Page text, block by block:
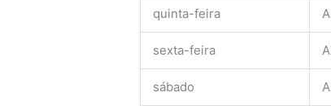
quinta-feira
sexta-feira
sábado